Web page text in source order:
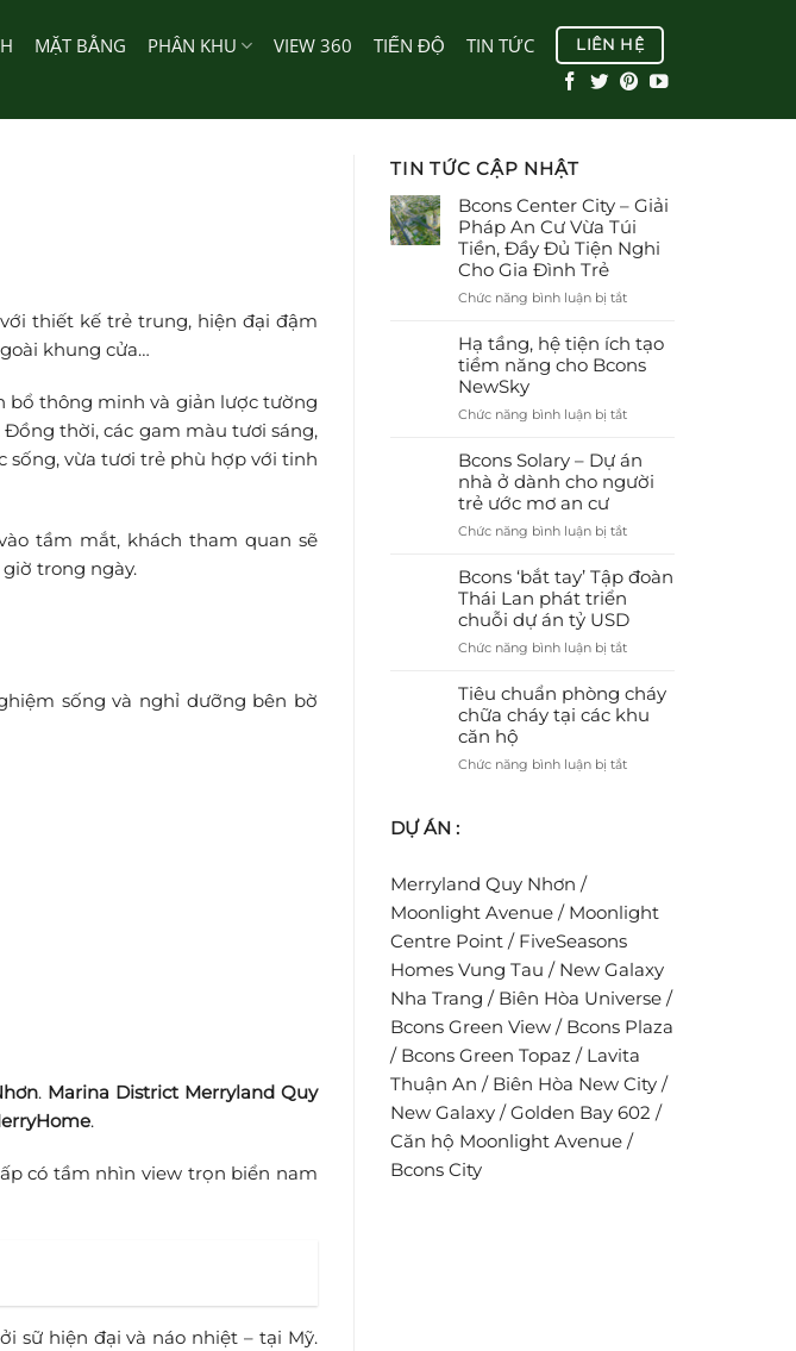
MẶT BẰNG PHÂN KHU VIEW 360 TIẾN ĐỘ TIN TỨC LIÊN HỆ
thiết kế trẻ trung, hiện đại đậm
khung cửa…
bổ thông minh và giản lược tường
thời, các gam màu tươi sáng,
sống, vừa tươi trẻ phù hợp với tinh
tầm mắt, khách tham quan sẽ
trong ngày.
sống và nghỉ dưỡng bên bờ
. Marina District Merryland Quy
.
có tầm nhìn view trọn biển nam
sữ hiện đại và náo nhiệt – tại Mỹ.
TIN TỨC CẬP NHẬT
Bcons Center City – Giải
Pháp An Cư Vừa Túi
Tiền, Đầy Đủ Tiện Nghi
Cho Gia Đình Trẻ
Chức năng bình luận bị tắtở
Center
City
Pháp
Cư
Vừa
Đầy
Tiện
Cho
Hạ tầng, hệ tiện ích tạo
tiềm năng cho Bcons
NewSky
Chức năng bình luận bị tắtở
tầng,
hệ
tạo
năng
Bcons
Bcons Solary – Dự án
nhà ở dành cho người
trẻ ước mơ an cư
Chức năng bình luận bị tắtở
Solary
Dự
nhà
dành
cho
ước
Bcons ‘bắt tay’ Tập đoàn
Thái Lan phát triển
chuỗi dự án tỷ USD
Chức năng bình luận bị tắtở
‘bắt
tay’
Thái
tỷ
Tiêu chuẩn phòng cháy
chữa cháy tại các khu
căn hộ
Chức năng bình luận bị tắtở
tại
các
khu
căn
DỰ ÁN :
Merryland Quy Nhơn /
Moonlight Avenue / Moonlight
Centre Point / FiveSeasons
Homes Vung Tau / New Galaxy
Nha Trang / Biên Hòa Universe /
Bcons Green View / Bcons Plaza
/ Bcons Green Topaz / Lavita
Thuận An / Biên Hòa New City /
New Galaxy /Golden Bay 602 /
Căn hộ Moonlight Avenue /
Bcons City